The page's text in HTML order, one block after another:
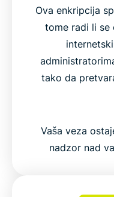
Ova enkripcija
tome radi li se
tako da
Vaša veza
nadzor nad